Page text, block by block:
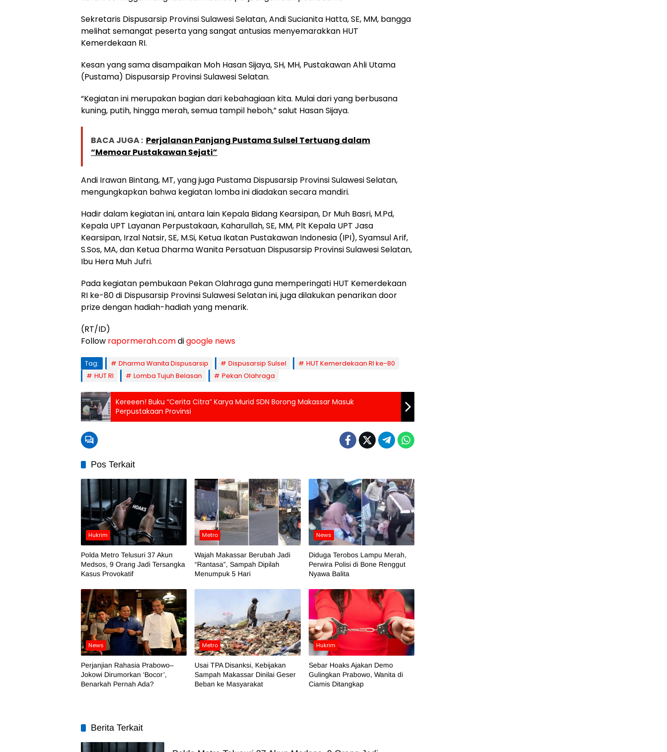
Sekretaris Dispusarsip Provinsi Sulawesi Selatan, Andi Sucianita Hatta, SE, MM, bangga
melihat semangat peserta yang sangat antusias menyemarakkan HUT
Kemerdekaan RI.
Kesan yang sama disampaikan Moh Hasan Sijaya, SH, MH, Pustakawan Ahli Utama
(Pustama) Dispusarsip Provinsi Sulawesi Selatan.
“Kegiatan ini merupakan bagian dari kebahagiaan kita. Mulai dari yang berbusana
kuning, putih, hingga merah, semua tampil heboh,” salut Hasan Sijaya.
BACA JUGA : Perjalanan Panjang Pustama Sulsel Tertuang dalam
“Memoar Pustakawan Sejati”
Andi Irawan Bintang, MT, yang juga Pustama Dispusarsip Provinsi Sulawesi Selatan,
mengungkapkan bahwa kegiatan lomba ini diadakan secara mandiri.
Hadir dalam kegiatan ini, antara lain Kepala Bidang Kearsipan, Dr Muh Basri, M.Pd,
Kepala UPT Layanan Perpustakaan, Kaharullah, SE, MM, Plt Kepala UPT Jasa
Kearsipan, Irzal Natsir, SE, M.Si, Ketua Ikatan Pustakawan Indonesia (IPI), Syamsul Arif,
S.Sos, MA, dan Ketua Dharma Wanita Persatuan Dispusarsip Provinsi Sulawesi Selatan,
Ibu Hera Muh Jufri.
Pada kegiatan pembukaan Pekan Olahraga guna memperingati HUT Kemerdekaan
RI ke-80 di Dispusarsip Provinsi Sulawesi Selatan ini, juga dilakukan penarikan door
prize dengan hadiah-hadiah yang menarik.
(RT/ID)
Follow rapormerah.comdigoogle news
Tag: Dharma Wanita Dispusarsip Dispusarsip Sulsel
HUT Kemerdekaan RI ke-80
HUT RI
Lomba Tujuh Belasan Pekan Olahraga
Kereeen! Buku “Cerita Citra” Karya Murid SDN Borong Makassar Masuk
Perpustakaan Provinsi
Pos Terkait
Hukrim
Polda Metro Telusuri 37 Akun
Medsos, 9 Orang Jadi Tersangka
Kasus Provokatif
Metro
Wajah Makassar Berubah Jadi
“Rantasa”, Sampah Dipilah
Menumpuk 5 Hari
News
Diduga Terobos Lampu Merah,
Perwira Polisi di Bone Renggut
Nyawa Balita
News
Perjanjian Rahasia Prabowo–
Jokowi Dirumorkan ‘Bocor’,
Benarkah Pernah Ada?
Metro
Usai TPA Disanksi, Kebijakan
Sampah Makassar Dinilai Geser
Beban ke Masyarakat
Hukrim
Sebar Hoaks Ajakan Demo
Gulingkan Prabowo, Wanita di
Ciamis Ditangkap
Berita Terkait